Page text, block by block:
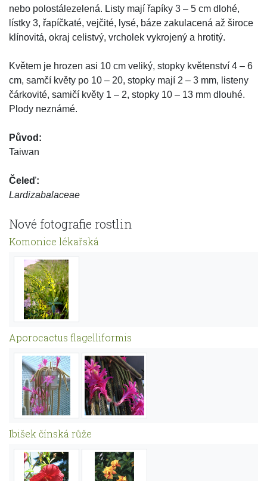
nebo polostálezelená. Listy mají řapíky 3 – 5 cm dlohé,
lístky 3, řapíčkaté, vejčité, lysé, báze zakulacená až široce
klínovitá, okraj celistvý, vrcholek vykrojený a hrotitý.
Květem je hrozen asi 10 cm veliký, stopky květenství 4 – 6
cm, samčí květy po 10 – 20, stopky mají 2 – 3 mm, listeny
čárkovité, samičí květy 1 – 2, stopky 10 – 13 mm dlouhé.
Plody neznámé.
Původ:
Taiwan
Čeleď:
Lardizabalaceae
Nové fotografie rostlin
Komonice lékařská
Aporocactus flagelliformis
Ibišek čínská růže